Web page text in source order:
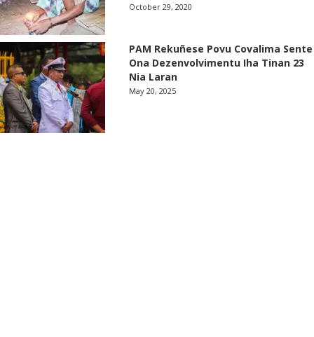
October 29, 2020
PAM Rekuñese Povu Covalima Sente
Ona Dezenvolvimentu Iha Tinan 23
Nia Laran
May 20, 2025